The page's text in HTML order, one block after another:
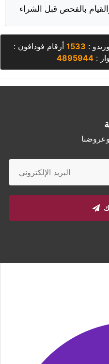
:
1533 أرقام فودافون :
:
4895944